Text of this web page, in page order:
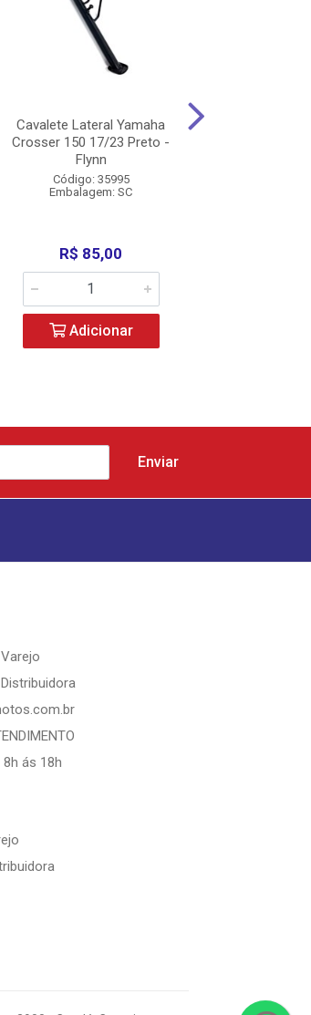
Cavalete Lateral Yamaha
Crosser 150 17/23 Preto -
Flynn
Código: 35995
Embalagem: SC
R$ 85,00
Adicionar
8h ás 18h